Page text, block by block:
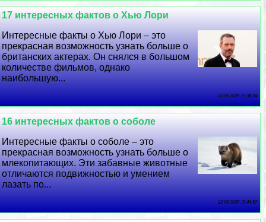
17 интересных фактов о Хью Лори
Интересные факты о Хью Лори – это
прекрасная возможность узнать больше о
британских актерах. Он снялся в большом
количестве фильмов, однако
наибольшую...
23 06 2026 15:38:24
16 интересных фактов о соболе
Интересные факты о соболе – это
прекрасная возможность узнать больше о
млекопитающих. Эти забавные животные
отличаются подвижностью и умением
лазать по...
22 06 2026 15:44:57